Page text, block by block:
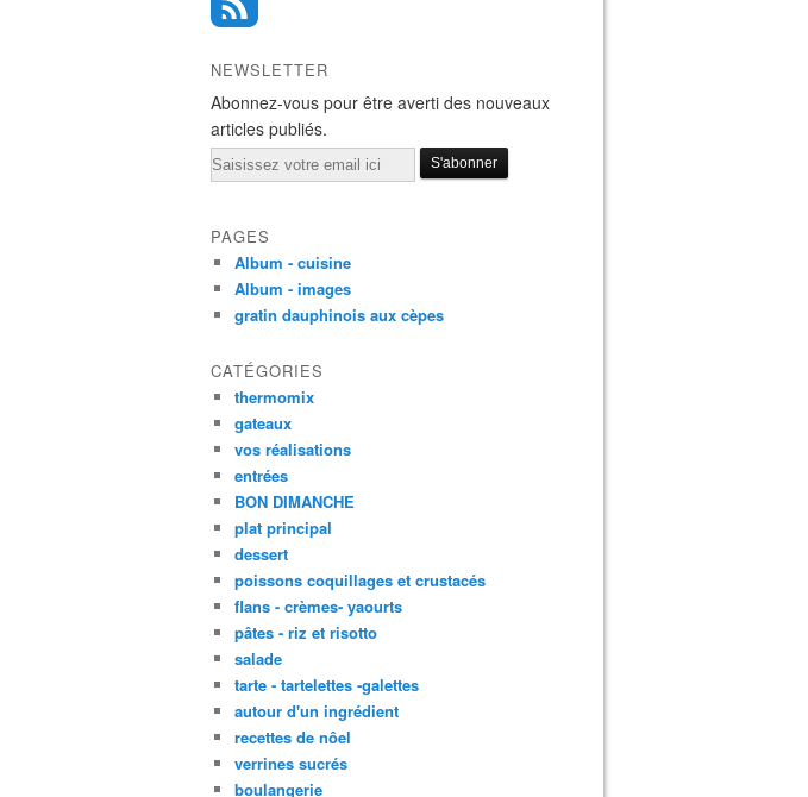
NEWSLETTER
Abonnez-vous pour être averti des nouveaux
articles publiés.
Email
PAGES
Album - cuisine
Album - images
gratin dauphinois aux cèpes
CATÉGORIES
thermomix
gateaux
vos réalisations
entrées
BON DIMANCHE
plat principal
dessert
poissons coquillages et crustacés
flans - crèmes- yaourts
pâtes - riz et risotto
salade
tarte - tartelettes -galettes
autour d'un ingrédient
recettes de nôel
verrines sucrés
boulangerie